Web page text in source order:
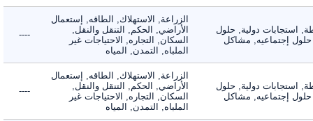
استجابات دولية, حلول
إجتماعيه, مشاكل
الزراعة, الاستهلاك, الطاقه, إستعمال
الأراضي, الحكم, التنقل والنقل,
السكان, التجاره, الاحتياجات غير
الملباه, التمدن, المياه
----
استجابات دولية, حلول
إجتماعيه, مشاكل
الزراعة, الاستهلاك, الطاقه, إستعمال
الأراضي, الحكم, التنقل والنقل,
السكان, التجاره, الاحتياجات غير
الملباه, التمدن, المياه
----